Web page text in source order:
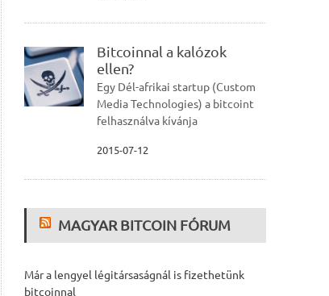
Bitcoinnal a kalózok
ellen?
Egy Dél-afrikai startup (Custom
Media Technologies) a bitcoint
felhasználva kívánja
2015-07-12
MAGYAR BITCOIN FÓRUM
Már a lengyel légitársaságnál is fizethetünk
bitcoinnal